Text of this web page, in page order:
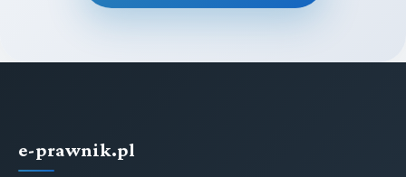
e-prawnik.pl